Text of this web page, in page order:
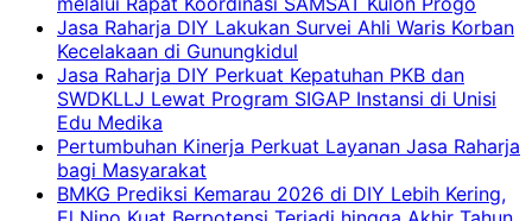
Jasa Raharja DIY Lakukan Survei Ahli Waris Korban
Kecelakaan di Gunungkidul
Jasa Raharja DIY Perkuat Kepatuhan PKB dan
SWDKLLJ Lewat Program SIGAP Instansi di Unisi
Edu Medika
Pertumbuhan Kinerja Perkuat Layanan Jasa Raharja
bagi Masyarakat
BMKG Prediksi Kemarau 2026 di DIY Lebih Kering,